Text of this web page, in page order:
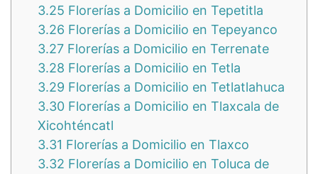
3.25 Florerías a Domicilio en Tepetitla
3.26 Florerías a Domicilio en Tepeyanco
3.27 Florerías a Domicilio en Terrenate
3.28 Florerías a Domicilio en Tetla
3.29 Florerías a Domicilio en Tetlatlahuca
3.30 Florerías a Domicilio en Tlaxcala de
Xicohténcatl
3.31 Florerías a Domicilio en Tlaxco
3.32 Florerías a Domicilio en Toluca de